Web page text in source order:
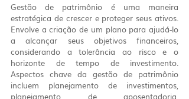
Gestão de patrimônio é uma maneira
estratégica de crescer e proteger seus ativos.
Envolve a criação de um plano para ajudá-lo
a alcançar seus objetivos financeiros,
considerando a tolerância ao risco e o
horizonte de tempo de investimento.
Aspectos chave da gestão de patrimônio
incluem planejamento de investimentos,
planejamento de aposentadoria,